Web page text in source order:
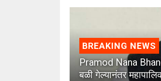
BREAKING NEWS
Pramod Nana
बळी गेल्यानंतर